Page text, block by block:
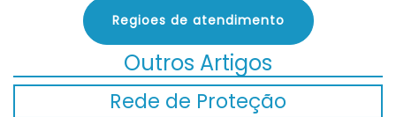
Regioes de atendimento
Outros Artigos
Rede de Proteção